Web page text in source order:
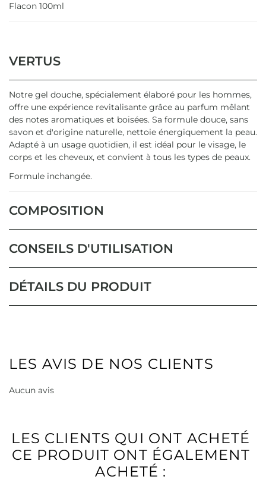
Flacon 100ml
VERTUS
Notre gel douche, spécialement élaboré pour les hommes,
offre une expérience revitalisante grâce au parfum mêlant
des notes aromatiques et boisées. Sa formule douce, sans
savon et d'origine naturelle, nettoie énergiquement la peau.
Adapté à un usage quotidien, il est idéal pour le visage, le
corps et les cheveux, et convient à tous les types de peaux.
Formule inchangée.
COMPOSITION
CONSEILS D'UTILISATION
DÉTAILS DU PRODUIT
LES AVIS DE NOS CLIENTS
Aucun avis
LES CLIENTS QUI ONT ACHETÉ
CE PRODUIT ONT ÉGALEMENT
ACHETÉ :